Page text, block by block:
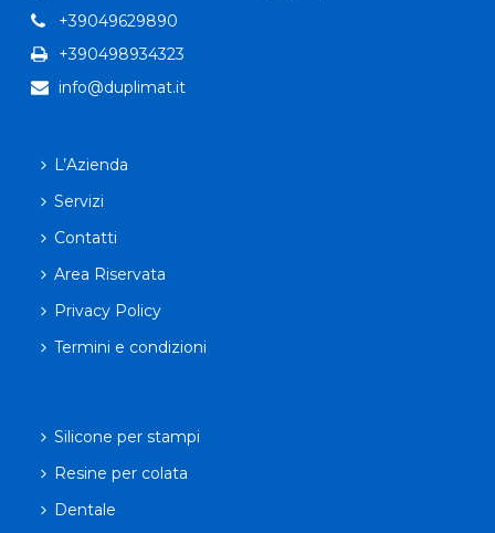
+39049629890
+390498934323
info@duplimat.it
L’Azienda
Servizi
Contatti
Area Riservata
Privacy Policy
Termini e condizioni
Silicone per stampi
Resine per colata
Dentale